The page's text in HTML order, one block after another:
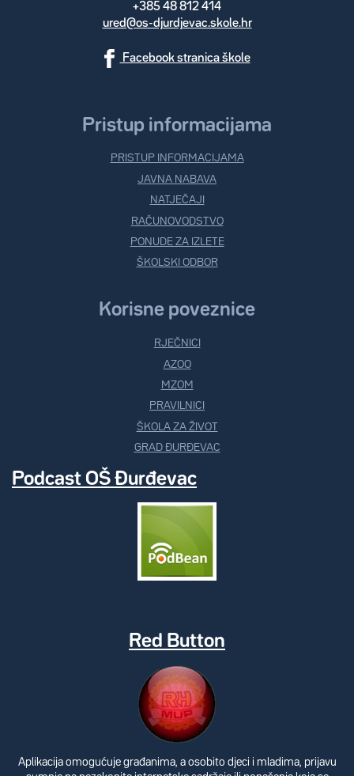
+385 48 812 414
ured@os-djurdjevac.skole.hr
Facebook stranica škole
Pristup informacijama
PRISTUP INFORMACIJAMA
JAVNA NABAVA
NATJEČAJI
RAČUNOVODSTVO
PONUDE ZA IZLETE
ŠKOLSKI ODBOR
Korisne poveznice
RJEČNICI
AZOO
MZOM
PRAVILNICI
ŠKOLA ZA ŽIVOT
GRAD ĐURĐEVAC
Podcast OŠ Đurđevac
Red Button
Aplikacija omogućuje građanima, a osobito djeci i mladima, prijavu